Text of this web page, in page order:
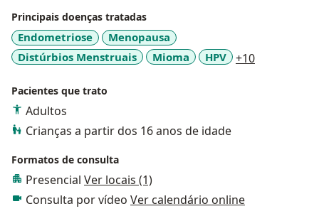
Principais doenças tratadas
Endometriose
Menopausa
Distúrbios Menstruais
Mioma HPV +10
Pacientes que trato
Adultos
Crianças a partir dos 16 anos de idade
Formatos de consulta
Presencial Ver locais (1)
Consulta por vídeo Ver calendário online